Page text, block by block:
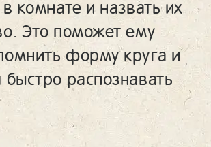
комнате и назвать их
Это поможет ему
форму круга и
быстро распознавать